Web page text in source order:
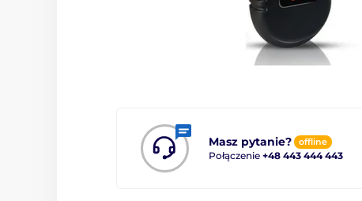
Masz pytanie? offline
Połączenie +48 443 444 443